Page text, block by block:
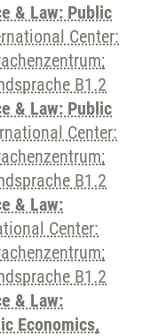
& Law: Public
Center:
B1.2
& Law: Public
Center:
B1.2
& Law:
Center:
B1.2
& Law:
Economics,